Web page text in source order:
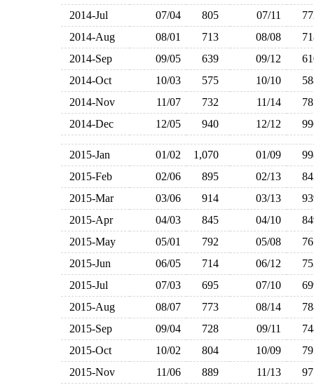
2014-Jul
07/04 805 07/11
2014-Aug
08/01 713 08/08
2014-Sep
09/05 639 09/12
2014-Oct
10/03 575 10/10
2014-Nov
11/07 732 11/14
2014-Dec
12/05 940 12/12
2015-Jan 01/02 1,070 01/09
2015-Feb
02/06 895 02/13
2015-Mar
03/06 914 03/13
2015-Apr
04/03 845 04/10
2015-May
05/01 792 05/08
2015-Jun
06/05 714 06/12
2015-Jul
07/03 695 07/10
2015-Aug
08/07 773 08/14
2015-Sep
09/04 728 09/11
2015-Oct
10/02 804 10/09
2015-Nov
11/06 889 11/13